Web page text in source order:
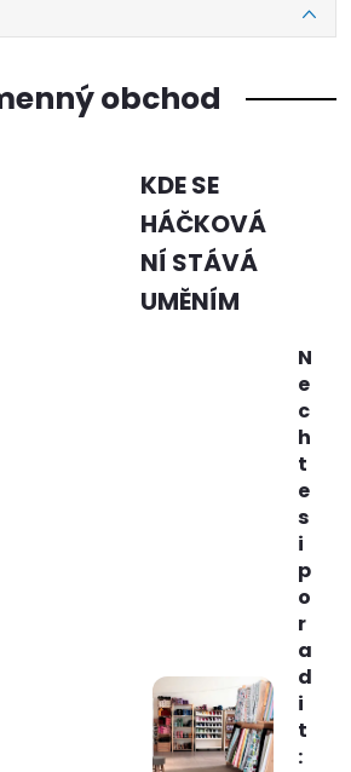
obchod
KDE SE
HÁČKOVÁ
NÍ STÁVÁ
UMĚNÍM
N
e
c
h
t
e
s
i
p
o
r
a
d
i
t
: